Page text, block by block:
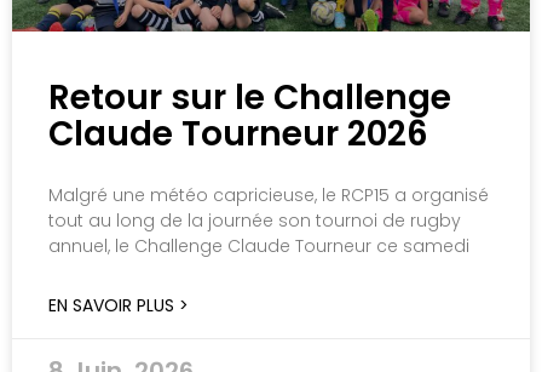
Retour sur le Challenge
Claude Tourneur 2026
Malgré une météo capricieuse, le RCP15 a organisé
tout au long de la journée son tournoi de rugby
annuel, le Challenge Claude Tourneur ce samedi
EN SAVOIR PLUS >